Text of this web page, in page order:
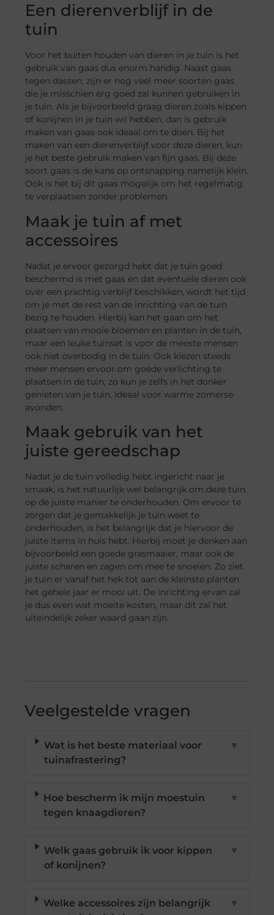
Een dierenverblijf in de
tuin
Voor het buiten houden van dieren in je tuin is het
gebruik van gaas dus enorm handig. Naast gaas
tegen dassen, zijn er nog veel meer soorten gaas
die je misschien erg goed zal kunnen gebruiken in
je tuin. Als je bijvoorbeeld graag dieren zoals kippen
of konijnen in je tuin wil hebben, dan is gebruik
maken van gaas ook ideaal om te doen. Bij het
maken van een dierenverblijf voor deze dieren, kun
je het beste gebruik maken van fijn gaas. Bij deze
soort gaas is de kans op ontsnapping namelijk klein.
Ook is het bij dit gaas mogelijk om het regelmatig
te verplaatsen zonder problemen.
Maak je tuin af met
accessoires
Nadat je ervoor gezorgd hebt dat je tuin goed
beschermd is met gaas en dat eventuele dieren ook
over een prachtig verblijf beschikken, wordt het tijd
om je met de rest van de inrichting van de tuin
bezig te houden. Hierbij kan het gaan om het
plaatsen van mooie bloemen en planten in de tuin,
maar een leuke tuinset is voor de meeste mensen
ook niet overbodig in de tuin. Ook kiezen steeds
meer mensen ervoor om goede verlichting te
plaatsen in de tuin, zo kun je zelfs in het donker
genieten van je tuin. Ideaal voor warme zomerse
avonden.
Maak gebruik van het
juiste gereedschap
Nadat je de tuin volledig hebt ingericht naar je
smaak, is het natuurlijk wel belangrijk om deze tuin
op de juiste manier te onderhouden. Om ervoor te
zorgen dat je gemakkelijk je tuin weet te
onderhouden, is het belangrijk dat je hiervoor de
juiste items in huis hebt. Hierbij moet je denken aan
bijvoorbeeld een goede grasmaaier, maar ook de
juiste scharen en zagen om mee te snoeien. Zo ziet
je tuin er vanaf het hek tot aan de kleinste planten
het gehele jaar er mooi uit. De inrichting ervan zal
je dus even wat moeite kosten, maar dit zal het
uiteindelijk zeker waard gaan zijn.
Veelgestelde vragen
Wat is het beste materiaal voor
tuinafrastering?
▼
Hoe bescherm ik mijn moestuin
tegen knaagdieren?
▼
Welk gaas gebruik ik voor kippen
of konijnen?
▼
Welke accessoires zijn belangrijk
▼